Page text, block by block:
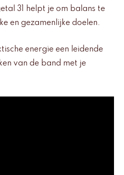
31 helpt je om balans te
en gezamenlijke doelen.
energie een leidende
van de band met je